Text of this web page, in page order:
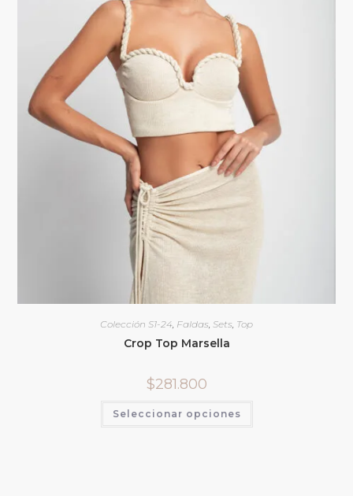
Colección S1-24 Faldas Sets Top
Crop Top Marsella
$281.800
Seleccionar opciones